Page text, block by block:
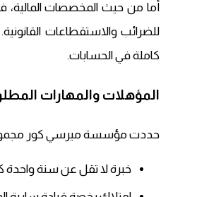
للضرائب والاستقطاعات
كاملة في الحسابات.
المؤهلات والمهارات
حددت مؤسسة ميرسي كور
خبرة لا تقل عن سنة